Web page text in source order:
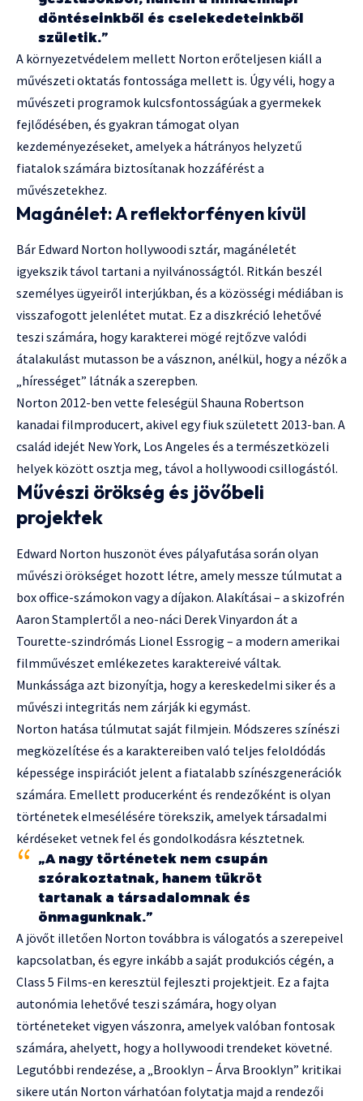
döntéseinkből és cselekedeteinkből
születik.”
A környezetvédelem mellett Norton erőteljesen kiáll a
művészeti oktatás fontossága mellett is. Úgy véli, hogy a
művészeti programok kulcsfontosságúak a gyermekek
fejlődésében, és gyakran támogat olyan
kezdeményezéseket, amelyek a hátrányos helyzetű
fiatalok számára biztosítanak hozzáférést a
művészetekhez.
Magánélet: A reflektorfényen kívül
Bár Edward Norton hollywoodi sztár, magánéletét
igyekszik távol tartani a nyilvánosságtól. Ritkán beszél
személyes ügyeiről interjúkban, és a közösségi médiában is
visszafogott jelenlétet mutat. Ez a diszkréció lehetővé
teszi számára, hogy karakterei mögé rejtőzve valódi
átalakulást mutasson be a vásznon, anélkül, hogy a nézők a
„hírességet” látnák a szerepben.
Norton 2012-ben vette feleségül Shauna Robertson
kanadai filmproducert, akivel egy fiuk született 2013-ban. A
család idejét New York, Los Angeles és a természetközeli
helyek között osztja meg, távol a hollywoodi csillogástól.
Művészi örökség és jövőbeli
projektek
Edward Norton huszonöt éves pályafutása során olyan
művészi örökséget hozott létre, amely messze túlmutat a
box office-számokon vagy a díjakon. Alakításai – a skizofrén
Aaron Stamplertől a neo-náci Derek Vinyardon át a
Tourette-szindrómás Lionel Essrogig – a modern amerikai
filmművészet emlékezetes karaktereivé váltak.
Munkássága azt bizonyítja, hogy a kereskedelmi siker és a
művészi integritás nem zárják ki egymást.
Norton hatása túlmutat saját filmjein. Módszeres színészi
megközelítése és a karaktereiben való teljes feloldódás
képessége inspirációt jelent a fiatalabb színészgenerációk
számára. Emellett producerként és rendezőként is olyan
történetek elmesélésére törekszik, amelyek társadalmi
kérdéseket vetnek fel és gondolkodásra késztetnek.
„A nagy történetek nem csupán
szórakoztatnak, hanem tükröt
tartanak a társadalomnak és
önmagunknak.”
A jövőt illetően Norton továbbra is válogatós a szerepeivel
kapcsolatban, és egyre inkább a saját produkciós cégén, a
Class 5 Films-en keresztül fejleszti projektjeit. Ez a fajta
autonómia lehetővé teszi számára, hogy olyan
történeteket vigyen vászonra, amelyek valóban fontosak
számára, ahelyett, hogy a hollywoodi trendeket követné.
Legutóbbi rendezése, a „Brooklyn – Árva Brooklyn” kritikai
sikere után Norton várhatóan folytatja majd a rendezői